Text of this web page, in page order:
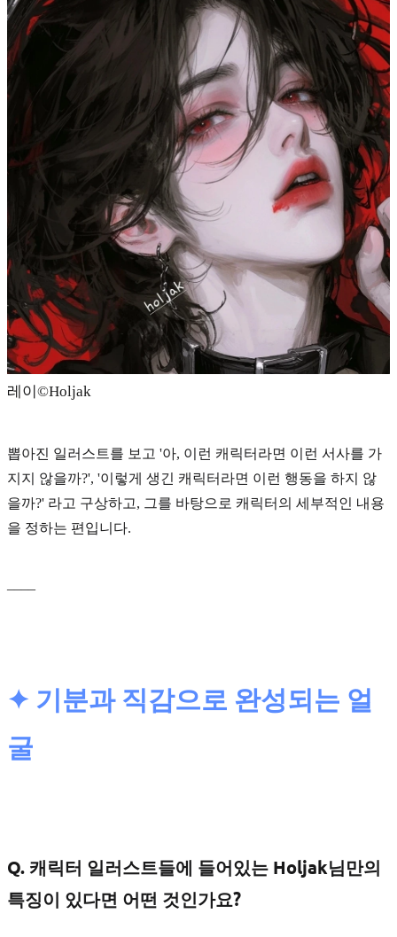
레이©️Holjak
뽑아진 일러스트를 보고 '아, 이런 캐릭터라면 이런 서사를 가
지지 않을까?', '이렇게 생긴 캐릭터라면 이런 행동을 하지 않
을까?' 라고 구상하고, 그를 바탕으로 캐릭터의 세부적인 내용
을 정하는 편입니다.
✦ 기분과 직감으로 완성되는 얼
굴
Q. 캐릭터 일러스트들에 들어있는 Holjak님만의
특징이 있다면 어떤 것인가요?